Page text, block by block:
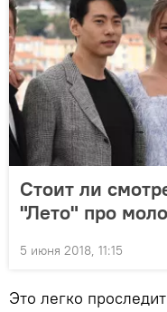
Стоит ли
"Лето" про
5 июня 2018, 11:15
Это легко